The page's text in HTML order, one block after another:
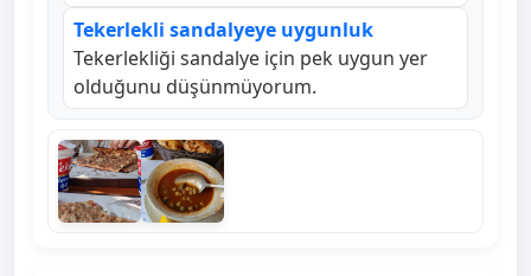
Tekerlekli sandalyeye uygunluk
Tekerlekliği sandalye için pek uygun yer
olduğunu düşünmüyorum.